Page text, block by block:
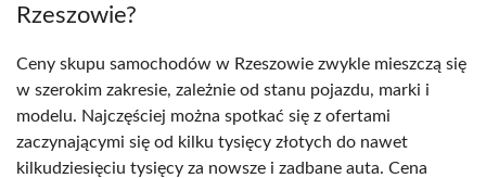
Rzeszowie?
Ceny skupu samochodów w Rzeszowie zwykle mieszczą się
w szerokim zakresie, zależnie od stanu pojazdu, marki i
modelu. Najczęściej można spotkać się z ofertami
zaczynającymi się od kilku tysięcy złotych do nawet
kilkudziesięciu tysięcy za nowsze i zadbane auta. Cena